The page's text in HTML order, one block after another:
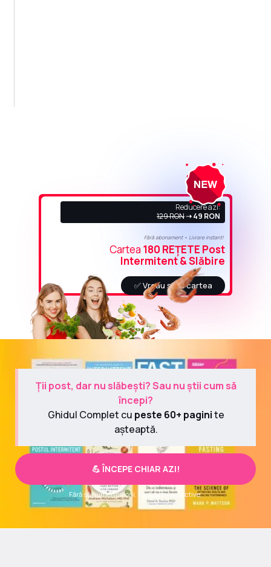
Fără abonament • Livrare instant!
✅ Vreau și eu cartea
Reducere azi:
129 RON➝ 49 RON
Cartea 180 REȚETE Post
Intermitent & Slăbire
Ții post, dar nu slăbești? Sau nu știi cum să
începi?
Ghidul Complet cu peste 60+ paginite
așteaptă.
💪 ÎNCEPE CHIAR AZI!
Fără să numeri calorii. Fără diete restrictive.